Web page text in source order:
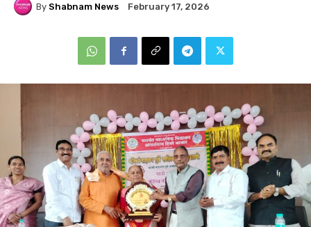
By Shabnam News February 17, 2026